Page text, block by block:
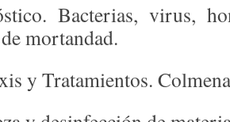
Bacterias, virus,
mortandad.
y Tratamientos.